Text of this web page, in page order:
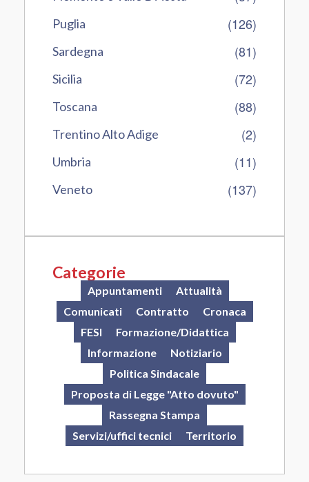
Puglia (126)
Sardegna (81)
Sicilia (72)
Toscana (88)
Trentino Alto Adige (2)
Umbria (11)
Veneto (137)
Categorie
Appuntamenti
Attualità
Comunicati
Contratto
Cronaca
FESI
Formazione/Didattica
Informazione
Notiziario
Politica Sindacale
Proposta di Legge "Atto dovuto"
Rassegna Stampa
Servizi/uffici tecnici
Territorio